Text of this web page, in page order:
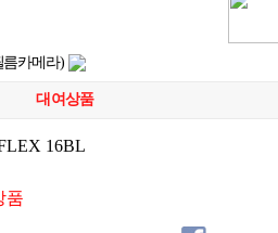
름카메라)
대여상품
16BL
품